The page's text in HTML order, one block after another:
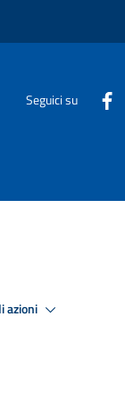
Seguici su
azioni